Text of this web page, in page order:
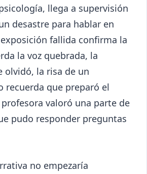
llega a supervisión
desastre para hablar en
exposición fallida confirma la
la voz quebrada, la
olvidó, la risa de un
recuerda que preparó el
valoró una parte de
pudo responder preguntas
no empezaría